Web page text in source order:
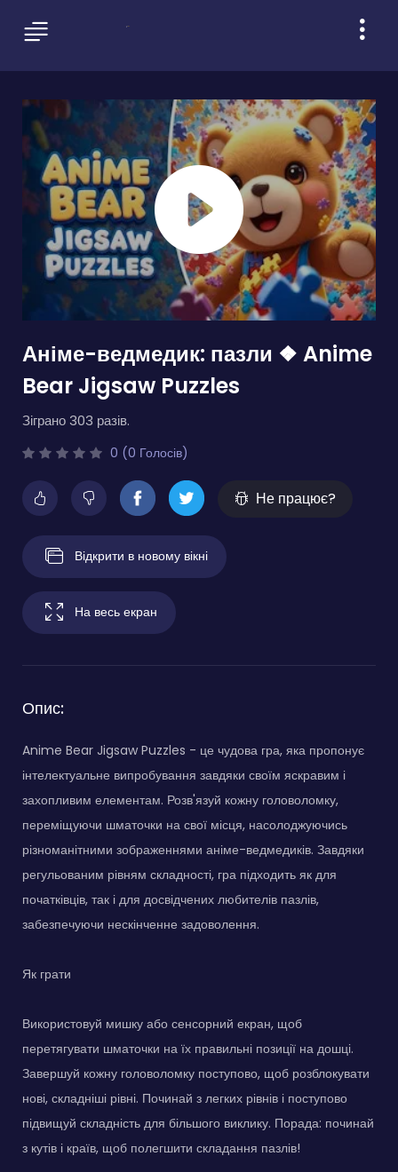
Аніме-ведмедик: пазли ❖ Anime
Bear Jigsaw Puzzles
Зіграно 303 разів.
0 (0 Голосів)
Не працює?
Відкрити в новому вікні
На весь екран
Опис:
Anime Bear Jigsaw Puzzles - це чудова гра, яка пропонує
інтелектуальне випробування завдяки своїм яскравим і
захопливим елементам. Розв'язуй кожну головоломку,
переміщуючи шматочки на свої місця, насолоджуючись
різноманітними зображеннями аніме-ведмедиків. Завдяки
регульованим рівням складності, гра підходить як для
початківців, так і для досвідчених любителів пазлів,
забезпечуючи нескінченне задоволення.
Як грати
Використовуй мишку або сенсорний екран, щоб
перетягувати шматочки на їх правильні позиції на дошці.
Завершуй кожну головоломку поступово, щоб розблокувати
нові, складніші рівні. Починай з легких рівнів і поступово
підвищуй складність для більшого виклику. Порада: починай
з кутів і країв, щоб полегшити складання пазлів!